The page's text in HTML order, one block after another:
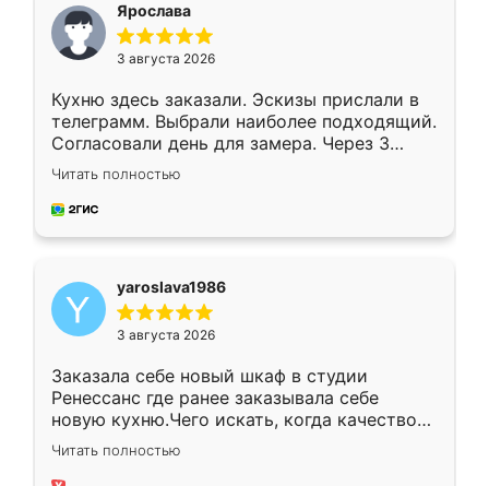
Ярослава
3 августа 2026
Кухню здесь заказали. Эскизы прислали в
телеграмм. Выбрали наиболее подходящий.
Согласовали день для замера. Через 3
недели кухня была уже готова. Остались
довольны работой. Спасибо Ренессанс
мебель за качественную работу!
Читать полностью
yaroslava1986
3 августа 2026
Заказала себе новый шкаф в студии
Ренессанс где ранее заказывала себе
новую кухню.Чего искать, когда качеством
вполне довольна. Служит кухня уже почти
два года, нареканий нет.
Читать полностью